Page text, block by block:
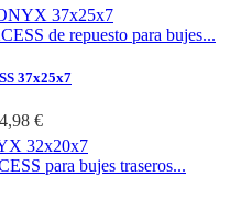
de repuesto para bujes...
37x25x7
€
para bujes traseros...